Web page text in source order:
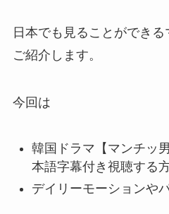
日本でも見ることができ
ご紹介します。
今回は
韓国ドラマ【マンチッ
本語字幕付き視聴する
デイリーモーションや